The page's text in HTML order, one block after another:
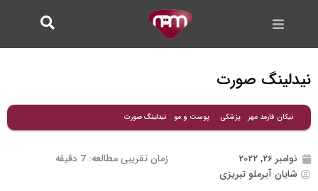
نیدلینگ صورت
نیکان فارمد مهر پزشکی پوست و مو نیدلینگ صورت
نوامبر 26, 2022
شایان آیرملو تبریزی
زمان تقریبی مطالعه: 7 دقیقه